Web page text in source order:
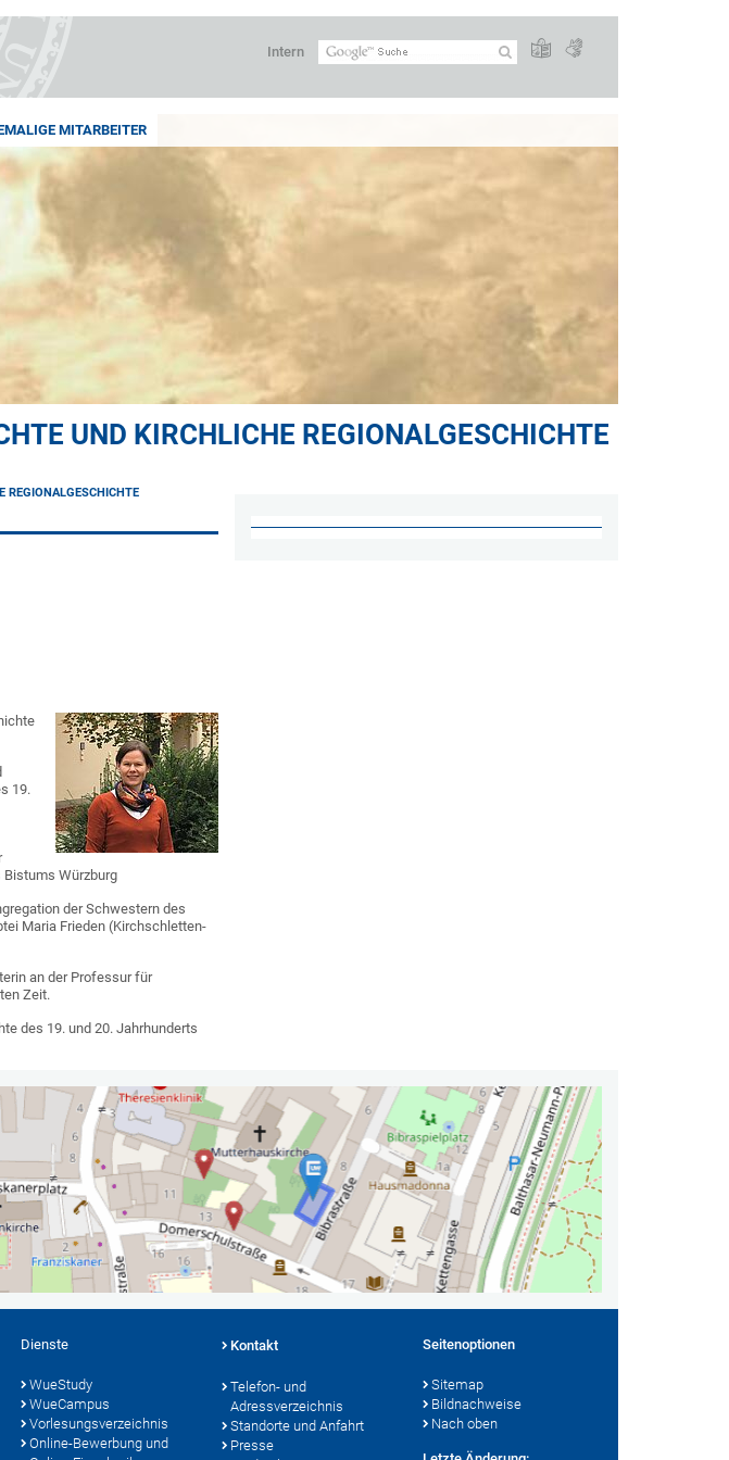
Intern
MITARBEITER
UND KIRCHLICHE REGIONALGESCHICHTE
REGIONALGESCHICHTE
19.
Würzburg
der Schwestern des
Maria Frieden (Kirchschletten-
an der Professur für
Zeit.
des 19. und 20. Jahrhunderts
Dienste
WueStudy
WueCampus
Vorlesungsverzeichnis
Online-Bewerbung und
Kontakt
Telefon- und
Adressverzeichnis
Standorte und Anfahrt
Presse
Seitenoptionen
Sitemap
Bildnachweise
Nach oben